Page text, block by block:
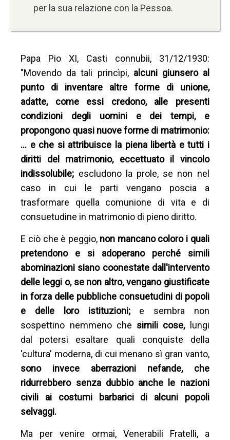
per la sua relazione con la Pessoa.
Papa Pio XI, Casti connubii, 31/12/1930:
"Movendo da tali princìpi, alcuni giunsero al
punto di inventare altre forme di unione,
adatte, come essi credono, alle presenti
condizioni degli uomini e dei tempi, e
propongono quasi nuove forme di matrimonio:
… e che si attribuisce la piena libertà e tutti i
diritti del matrimonio, eccettuato il vincolo
indissolubile; escludono la prole, se non nel
caso in cui le parti vengano poscia a
trasformare quella comunione di vita e di
consuetudine in matrimonio di pieno diritto.
E ciò che è peggio, non mancano coloro i quali
pretendono e si adoperano perché simili
abominazioni siano coonestate dall'intervento
delle leggi o, se non altro, vengano giustificate
in forza delle pubbliche consuetudini di popoli
e delle loro istituzioni;e sembra non
sospettino nemmeno che simili cose,lungi
dal potersi esaltare quali conquiste della
'cultura' moderna, di cui menano sì gran vanto,
sono invece aberrazioni nefande, che
ridurrebbero senza dubbio anche le nazioni
civili ai costumi barbarici di alcuni popoli
selvaggi.
Ma per venire ormai, Venerabili Fratelli, a